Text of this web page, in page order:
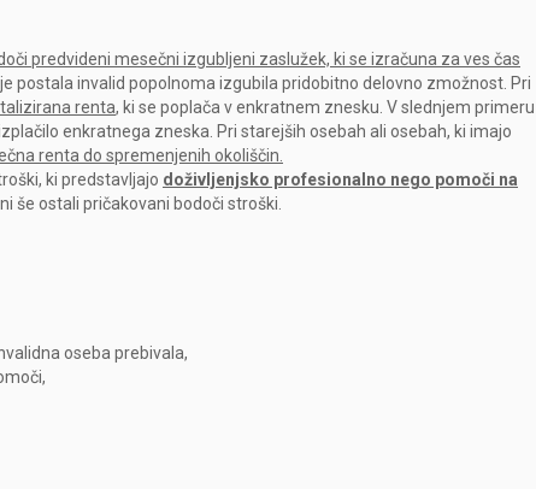
predvideni mesečni izgubljeni zaslužek, ki se izračuna za ves čas
je postala invalid popolnoma izgubila pridobitno delovno zmožnost. Pri
renta, ki se poplača v enkratnem znesku. V slednjem primeru
enkratnega zneska. Pri starejših osebah ali osebah, ki imajo
renta do spremenjenih okoliščin.
ki predstavljajo doživljenjsko profesionalno nego pomoči na
še ostali pričakovani bodoči stroški.
oseba prebivala,